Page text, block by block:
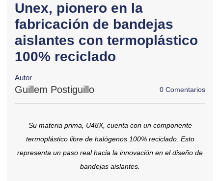
Unex, pionero en la
fabricación de bandejas
aislantes con termoplástico
100% reciclado
Autor
Guillem Postiguillo 0 Comentarios
Su materia prima, U48X, cuenta con un componente
termoplástico libre de halógenos 100% reciclado. Esto
representa un paso real hacia la innovación en el diseño de
bandejas aislantes.